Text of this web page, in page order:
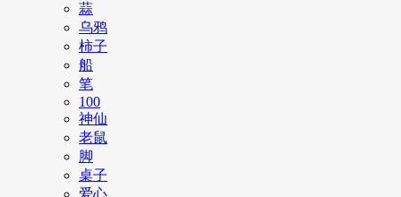
蒜
乌鸦
柿子
船
笔
100
神仙
老鼠
脚
桌子
爱心